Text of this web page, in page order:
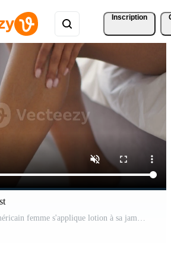
Inscription
une Jeune africain américain femme s'applique lotion à sa jambe tandis que séance confortablement à maison. elle se concentre sur sa soins auto-administrés routine, soulignant peau et corps se soucier. Vidéo Pro